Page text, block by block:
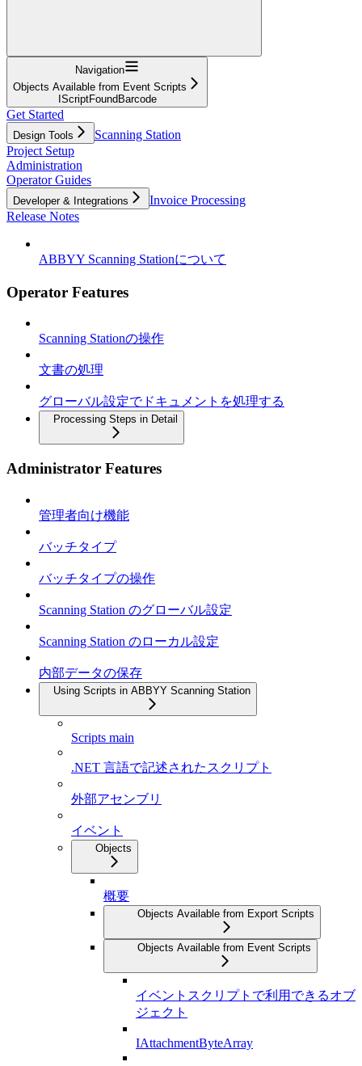
Navigation
Objects Available from Event Scripts
IScriptFoundBarcode
Get Started
Design Tools
Scanning Station
Project Setup
Administration
Operator Guides
Developer & Integrations
Invoice Processing
Release Notes
ABBYY Scanning Stationについて
Operator Features
Scanning Stationの操作
文書の処理
グローバル設定でドキュメントを処理する
Processing Steps in Detail
Administrator Features
管理者向け機能
バッチタイプ
バッチタイプの操作
Scanning Station のグローバル設定
Scanning Station のローカル設定
内部データの保存
Using Scripts in ABBYY Scanning Station
Scripts main
.NET 言語で記述されたスクリプト
外部アセンブリ
イベント
Objects
概要
Objects Available from Export Scripts
Objects Available from Event Scripts
イベントスクリプトで利用できるオブ
ジェクト
IAttachmentByteArray